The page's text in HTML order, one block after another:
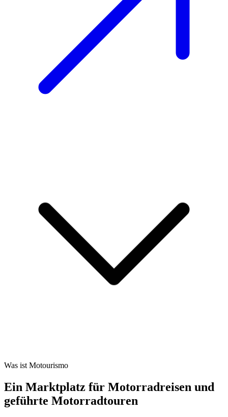
Was ist Motourismo
Ein Marktplatz für Motorradreisen und
geführte Motorradtouren